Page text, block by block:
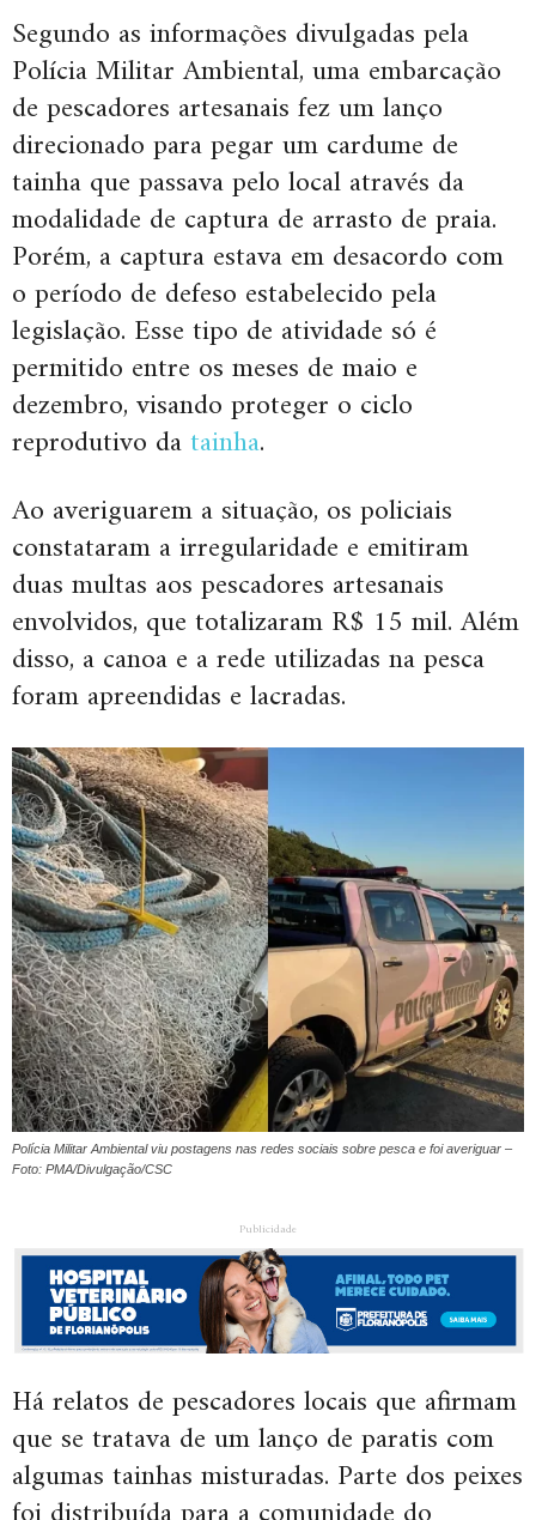
Segundo as informações divulgadas pela
Polícia Militar Ambiental, uma embarcação
de pescadores artesanais fez um lanço
direcionado para pegar um cardume de
tainha que passava pelo local através da
modalidade de captura de arrasto de praia.
Porém, a captura estava em desacordo com
o período de defeso estabelecido pela
legislação. Esse tipo de atividade só é
permitido entre os meses de maio e
dezembro, visando proteger o ciclo
reprodutivo datainha.
Ao averiguarem a situação, os policiais
constataram a irregularidade e emitiram
duas multas aos pescadores artesanais
envolvidos, que totalizaram R$ 15 mil. Além
disso, a canoa e a rede utilizadas na pesca
foram apreendidas e lacradas.
Polícia Militar Ambiental viu postagens nas redes sociais sobre pesca e foi averiguar –
Foto: PMA/Divulgação/CSC
Publicidade
Há relatos de pescadores locais que afirmam
que se tratava de um lanço de paratis com
algumas tainhas misturadas. Parte dos peixes